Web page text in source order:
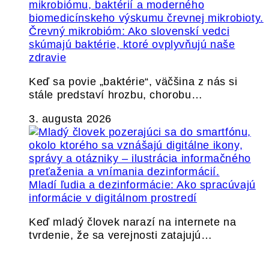
Črevný mikrobióm: Ako slovenskí vedci
skúmajú baktérie, ktoré ovplyvňujú naše
zdravie
Keď sa povie „baktérie“, väčšina z nás si
stále predstaví hrozbu, chorobu…
3. augusta 2026
Mladí ľudia a dezinformácie: Ako spracúvajú
informácie v digitálnom prostredí
Keď mladý človek narazí na internete na
tvrdenie, že sa verejnosti zatajujú…